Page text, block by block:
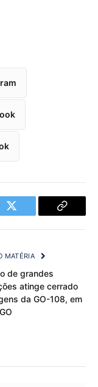
Twitter
Copy
MATÉRIA
de grandes
atinge cerrado
da GO-108, em